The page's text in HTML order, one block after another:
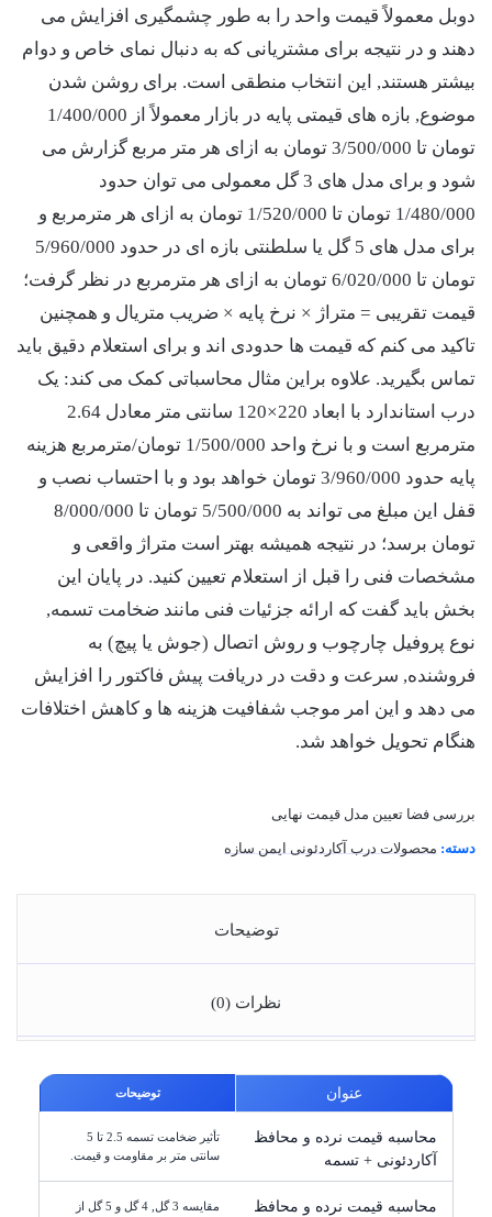
دوبل معمولاً قیمت واحد را به طور چشمگیری افزایش می
دهند و در نتیجه برای مشتریانی که به دنبال نمای خاص و دوام
بیشتر هستند, این انتخاب منطقی است. برای روشن شدن
موضوع, بازه های قیمتی پایه در بازار معمولاً از 1/400/000
تومان تا 3/500/000 تومان به ازای هر متر مربع گزارش می
شود و برای مدل های 3 گل معمولی می توان حدود
1/480/000 تومان تا 1/520/000 تومان به ازای هر مترمربع و
برای مدل های 5 گل یا سلطنتی بازه ای در حدود
5/960/000
تومان تا 6/020/000 تومان به ازای هر مترمربع در نظر گرفت؛
قیمت تقریبی = متراژ × نرخ پایه × ضریب متریال و همچنین
تاکید می کنم که قیمت ها حدودی اند و برای استعلام دقیق باید
تماس بگیرید. علاوه براین مثال محاسباتی کمک می کند: یک
درب استاندارد با ابعاد 220×120 سانتی متر معادل 2.64
مترمربع است و با نرخ واحد 1/500/000 تومان/مترمربع هزینه
پایه حدود 3/960/000 تومان خواهد بود و با احتساب نصب و
قفل این مبلغ می تواند به 5/500/000 تومان تا 8/000/000
تومان برسد؛ در نتیجه همیشه بهتر است متراژ واقعی و
مشخصات فنی را قبل از استعلام تعیین کنید. در پایان این
بخش باید گفت که ارائه جزئیات فنی مانند ضخامت تسمه,
نوع پروفیل چارچوب و روش اتصال (جوش یا پیچ) به
فروشنده, سرعت و دقت در دریافت پیش فاکتور را افزایش
می دهد و این امر موجب شفافیت هزینه ها و کاهش اختلافات
هنگام تحویل خواهد شد.
بررسی فضا تعیین مدل قیمت نهایی
دسته: محصولات درب آکاردئونی ایمن سازه
توضیحات
نظرات (0)
عنوان توضیحات
محاسبه قیمت نرده و محافظ
آکاردئونی + تسمه
تأثیر ضخامت تسمه 2.5 تا 5
سانتی متر بر مقاومت و قیمت.
محاسبه قیمت نرده و محافظ
مقایسه 3 گل, 4 گل و 5 گل از